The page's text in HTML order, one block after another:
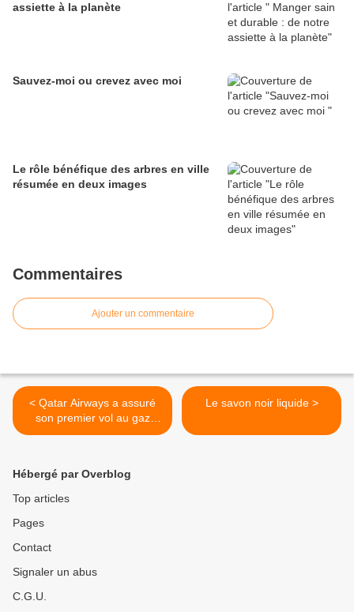
assiette à la planète
Sauvez-moi ou crevez avec moi
Le rôle bénéfique des arbres en ville
résumée en deux images
Commentaires
Ajouter un commentaire
< Qatar Airways a assuré
son premier vol au gaz
naturel
Le savon noir liquide >
Hébergé par Overblog
Top articles
Pages
Contact
Signaler un abus
C.G.U.